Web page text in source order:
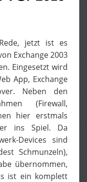
jetzt ist es
Exchange 2003
Eingesetzt wird
App, Exchange
Neben den
(Firewall,
hier erstmals
ins Spiel. Da
Devices sind
Schmunzeln),
übernommen,
ist ein komplett